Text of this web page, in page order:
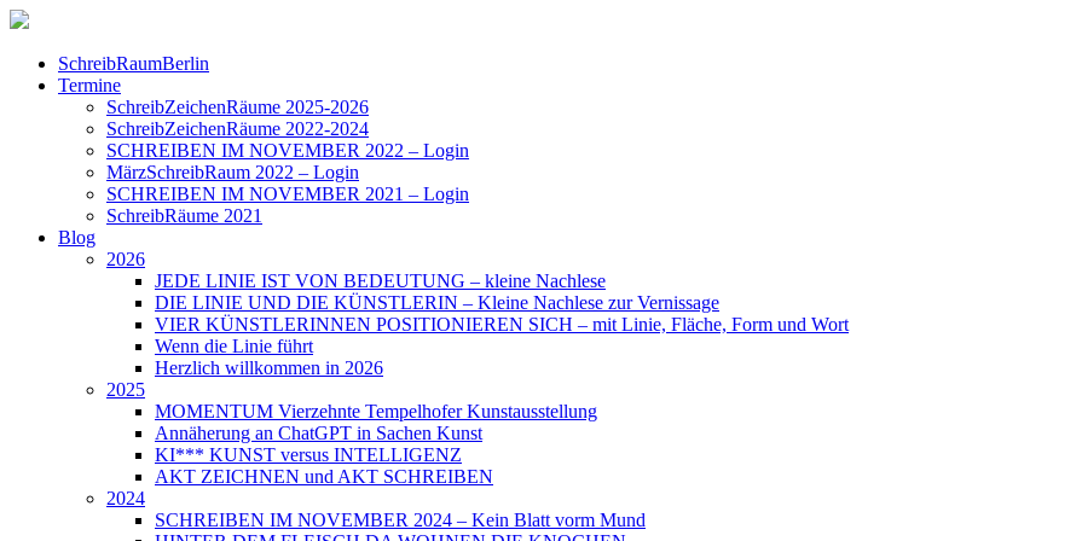
SchreibRaumBerlin
Termine
SchreibZeichenRäume 2025-2026
SchreibZeichenRäume 2022-2024
SCHREIBEN IM NOVEMBER 2022 – Login
MärzSchreibRaum 2022 – Login
SCHREIBEN IM NOVEMBER 2021 – Login
SchreibRäume 2021
Blog
2026
JEDE LINIE IST VON BEDEUTUNG – kleine Nachlese
DIE LINIE UND DIE KÜNSTLERIN – Kleine Nachlese zur Vernissage
VIER KÜNSTLERINNEN POSITIONIEREN SICH – mit Linie, Fläche, Form und Wort
Wenn die Linie führt
Herzlich willkommen in 2026
2025
MOMENTUM Vierzehnte Tempelhofer Kunstausstellung
Annäherung an ChatGPT in Sachen Kunst
KI*** KUNST versus INTELLIGENZ
AKT ZEICHNEN und AKT SCHREIBEN
2024
SCHREIBEN IM NOVEMBER 2024 – Kein Blatt vorm Mund